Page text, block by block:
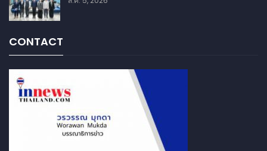
CONTACT